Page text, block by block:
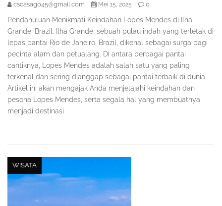
cscasag045@gmail.com Mei 15, 2025 0
Pendahuluan Menikmati Keindahan Lopes Mendes di Ilha
Grande, Brazil. Ilha Grande, sebuah pulau indah yang terletak di
lepas pantai Rio de Janeiro, Brazil, dikenal sebagai surga bagi
pecinta alam dan petualang. Di antara berbagai pantai
cantiknya, Lopes Mendes adalah salah satu yang paling
terkenal dan sering dianggap sebagai pantai terbaik di dunia.
Artikel ini akan mengajak Anda menjelajahi keindahan dan
pesona Lopes Mendes, serta segala hal yang membuatnya
menjadi destinasi
WISATA